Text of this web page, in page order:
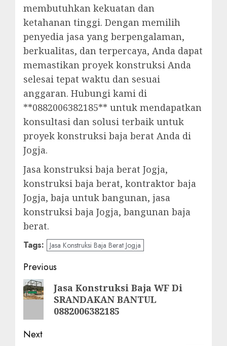
membutuhkan kekuatan dan
ketahanan tinggi. Dengan memilih
penyedia jasa yang berpengalaman,
berkualitas, dan terpercaya, Anda dapat
memastikan proyek konstruksi Anda
selesai tepat waktu dan sesuai
anggaran. Hubungi kami di
**0882006382185** untuk mendapatkan
konsultasi dan solusi terbaik untuk
proyek konstruksi baja berat Anda di
Jogja.
Jasa konstruksi baja berat Jogja,
konstruksi baja berat, kontraktor baja
Jogja, baja untuk bangunan, jasa
konstruksi baja Jogja, bangunan baja
berat.
Tags: Jasa Konstruksi Baja Berat Jogja
Post
navigation
Previous
Previous
post:
Jasa Konstruksi Baja WF Di
SRANDAKAN BANTUL
0882006382185
Next